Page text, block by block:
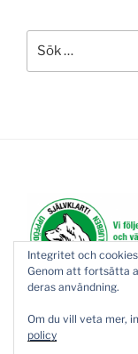
efter:
Integritet och
Genom att fortsätta
deras användning.
Om du vill veta mer,
policy